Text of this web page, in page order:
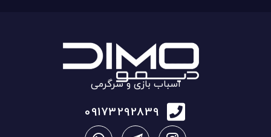
اسباب بازی و سرگرمی
09173292839